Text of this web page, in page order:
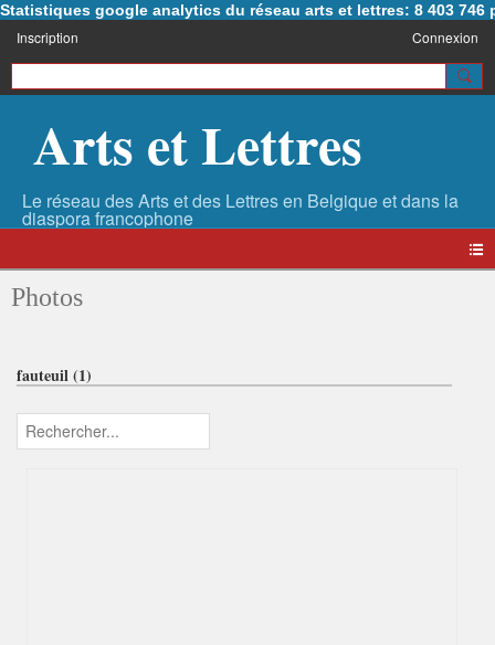
Statistiques google analytics du réseau arts et lettres: 8 403 746
Inscription Connexion
Arts et Lettres
Photos
fauteuil (1)